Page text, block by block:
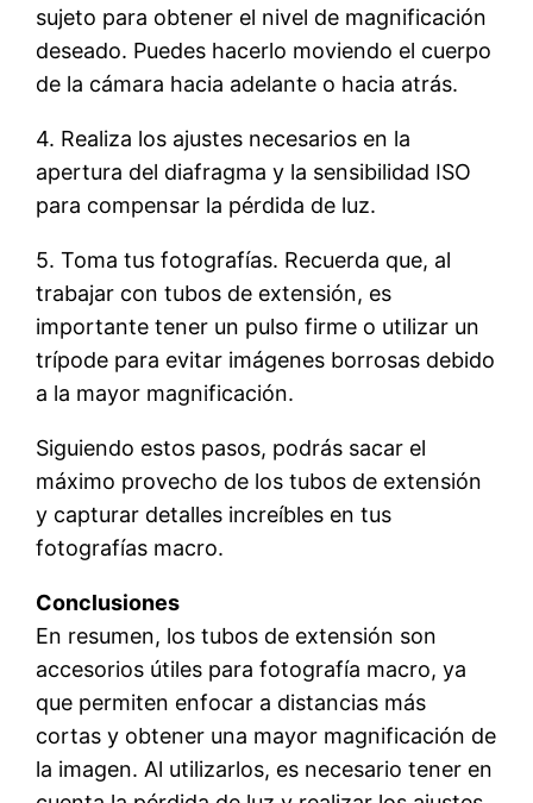
sujeto para obtener el nivel de magnificación
deseado. Puedes hacerlo moviendo el cuerpo
de la cámara hacia adelante o hacia atrás.
4. Realiza los ajustes necesarios en la
apertura del diafragma y la sensibilidad ISO
para compensar la pérdida de luz.
5. Toma tus fotografías. Recuerda que, al
trabajar con tubos de extensión, es
importante tener un pulso firme o utilizar un
trípode para evitar imágenes borrosas debido
a la mayor magnificación.
Siguiendo estos pasos, podrás sacar el
máximo provecho de los tubos de extensión
y capturar detalles increíbles en tus
fotografías macro.
Conclusiones
En resumen, los tubos de extensión son
accesorios útiles para fotografía macro, ya
que permiten enfocar a distancias más
cortas y obtener una mayor magnificación de
la imagen. Al utilizarlos, es necesario tener en